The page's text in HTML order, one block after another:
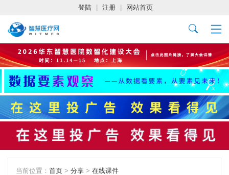
登陆 注册 网站首页
当前位置： 首页 > 分享 > 在线课件